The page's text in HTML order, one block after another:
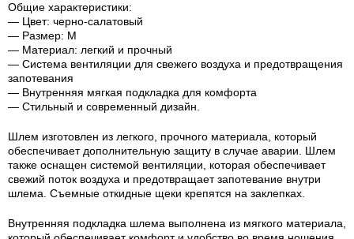
Общие характеристики:
— Цвет: черно-салатовый
— Размер: M
— Материал: легкий и прочный
— Система вентиляции для свежего воздуха и предотвращения
запотевания
— Внутренняя мягкая подкладка для комфорта
— Стильный и современный дизайн.
Шлем изготовлен из легкого, прочного материала, который
обеспечивает дополнительную защиту в случае аварии. Шлем
также оснащен системой вентиляции, которая обеспечивает
свежий поток воздуха и предотвращает запотевание внутри
шлема. Съемные откидные щеки крепятся на заклепках.
Внутренняя подкладка шлема выполнена из мягкого материала,